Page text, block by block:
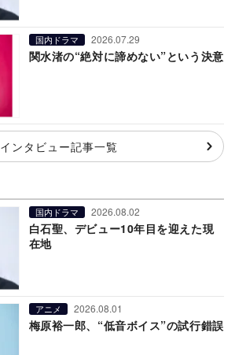
国内ドラマ 2026.07.29
関水渚の“絶対に諦めない”という決意
インタビュー記事一覧
国内ドラマ 2026.08.02
白石聖、デビュー10年目を迎えた現
在地
アニメ 2026.08.01
梅原裕一郎、“低音ボイス”の試行錯誤